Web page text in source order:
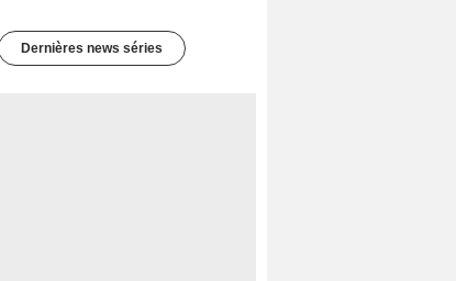
Dernières news séries